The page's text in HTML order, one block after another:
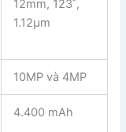
12mm, 123˚,
1.12µm
10MP và 4MP
4.400 mAh